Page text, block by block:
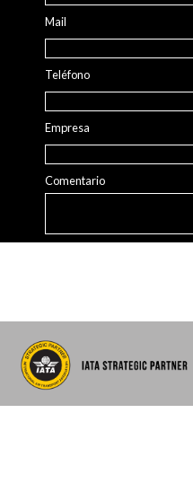
Mail
Teléfono
Empresa
Comentario